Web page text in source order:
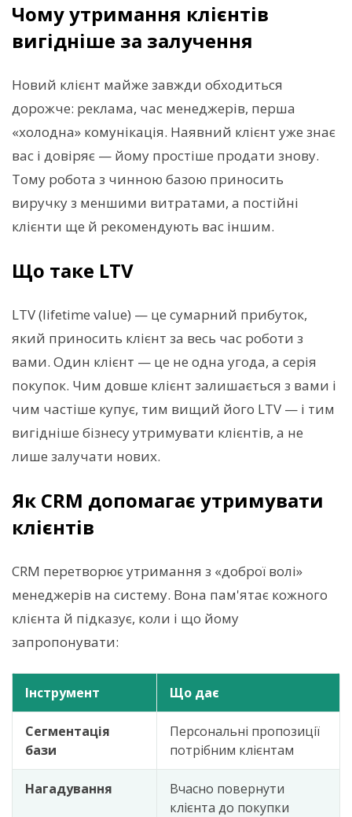
Чому утримання клієнтів
вигідніше за залучення
Новий клієнт майже завжди обходиться
дорожче: реклама, час менеджерів, перша
«холодна» комунікація. Наявний клієнт уже знає
вас і довіряє — йому простіше продати знову.
Тому робота з чинною базою приносить
виручку з меншими витратами, а постійні
клієнти ще й рекомендують вас іншим.
Що таке LTV
LTV (lifetime value) — це сумарний прибуток,
який приносить клієнт за весь час роботи з
вами. Один клієнт — це не одна угода, а серія
покупок. Чим довше клієнт залишається з вами і
чим частіше купує, тим вищий його LTV — і тим
вигідніше бізнесу утримувати клієнтів, а не
лише залучати нових.
Як CRM допомагає утримувати
клієнтів
CRM перетворює утримання з «доброї волі»
менеджерів на систему. Вона пам'ятає кожного
клієнта й підказує, коли і що йому
запропонувати:
Інструмент Що дає
Сегментація
бази
Персональні пропозиції
потрібним клієнтам
Нагадування
Вчасно повернути
клієнта до покупки